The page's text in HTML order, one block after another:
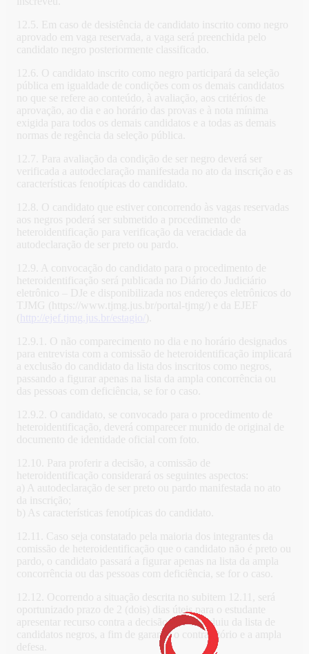
12.5. Em caso de desistência de candidato inscrito como negro
aprovado em vaga reservada, a vaga será preenchida pelo
candidato negro posteriormente classificado.
12.6. O candidato inscrito como negro participará da seleção
pública em igualdade de condições com os demais candidatos
no que se refere ao conteúdo, à avaliação, aos critérios de
aprovação, ao dia e ao horário das provas e à nota mínima
exigida para todos os demais candidatos e a todas as demais
normas de regência da seleção pública.
12.7. Para avaliação da condição de ser negro deverá ser
verificada a autodeclaração manifestada no ato da inscrição e as
características fenotípicas do candidato.
12.8. O candidato que estiver concorrendo às vagas reservadas
aos negros poderá ser submetido a procedimento de
heteroidentificação para verificação da veracidade da
autodeclaração de ser preto ou pardo.
12.9. A convocação do candidato para o procedimento de
heteroidentificação será publicada no Diário do Judiciário
eletrônico – DJe e disponibilizada nos endereços eletrônicos do
TJMG (https://www.tjmg.jus.br/portal-tjmg/) e da EJEF
(
http://ejef.tjmg.jus.br/estagio/ ).
12.9.1. O não comparecimento no dia e no horário designados
para entrevista com a comissão de heteroidentificação implicará
a exclusão do candidato da lista dos inscritos como negros,
passando a figurar apenas na lista da ampla concorrência ou
das pessoas com deficiência, se for o caso.
12.9.2. O candidato, se convocado para o procedimento de
heteroidentificação, deverá comparecer munido de original de
documento de identidade oficial com foto.
12.10. Para proferir a decisão, a comissão de
heteroidentificação considerará os seguintes aspectos:
a) A autodeclaração de ser preto ou pardo manifestada no ato
da inscrição;
b) As características fenotípicas do candidato.
12.11. Caso seja constatado pela maioria dos integrantes da
comissão de heteroidentificação que o candidato não é preto ou
pardo, o candidato passará a figurar apenas na lista da ampla
concorrência ou das pessoas com deficiência, se for o caso.
12.12. Ocorrendo a situação descrita no subitem 12.11, será
oportunizado prazo de 2 (dois) dias úteis para o estudante
apresentar recurso contra a decisão que o excluiu da lista de
candidatos negros, a fim de garantir o contraditório e a ampla
defesa.